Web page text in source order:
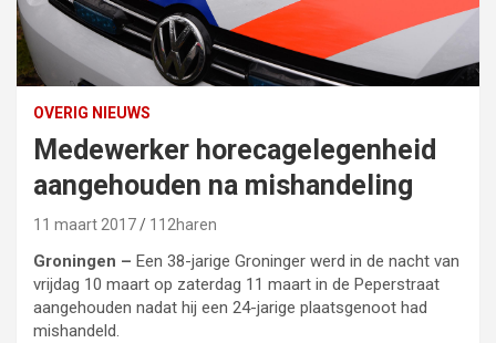
OVERIG NIEUWS
Medewerker horecagelegenheid
aangehouden na mishandeling
11 maart 2017 112haren
Groningen – Een 38-jarige Groninger werd in de nacht van
vrijdag 10 maart op zaterdag 11 maart in de Peperstraat
aangehouden nadat hij een 24-jarige plaatsgenoot had
mishandeld.